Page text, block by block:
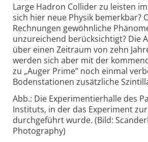
Large Hadron Collider zu leisten
sich hier neue Physik bemerkbar?
Rechnungen gewöhnliche
unzureichend berücksichtigt? Die
über einen Zeitraum von zehn
werden sich aber mit der
zu „Auger Prime” noch einmal
Bodenstationen zusätzliche
Abb.: Die Experimentierhalle des
Instituts, in der das Experiment
durchgeführt wurde. (Bild:
Photography)